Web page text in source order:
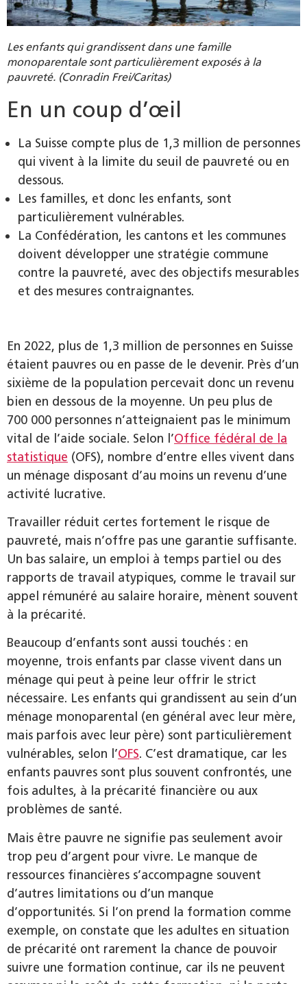
Les enfants qui grandissent dans une famille
monoparentale sont particulièrement exposés à la
pauvreté. (Conradin Frei/Caritas)
En un coup d’œil
La Suisse compte plus de 1,3 million de personnes
qui vivent à la limite du seuil de pauvreté ou en
dessous.
Les familles, et donc les enfants, sont
particulièrement vulnérables.
La Confédération, les cantons et les communes
doivent développer une stratégie commune
contre la pauvreté, avec des objectifs mesurables
et des mesures contraignantes.
En 2022, plus de 1,3 million de personnes en Suisse
étaient pauvres ou en passe de le devenir. Près d’un
sixième de la population percevait donc un revenu
bien en dessous de la moyenne. Un peu plus de
700 000 personnes n’atteignaient pas le minimum
vital de l’aide sociale. Selon l’Office fédéral de la
statistique (OFS), nombre d’entre elles vivent dans
un ménage disposant d’au moins un revenu d’une
activité lucrative.
Travailler réduit certes fortement le risque de
pauvreté, mais n’offre pas une garantie suffisante.
Un bas salaire, un emploi à temps partiel ou des
rapports de travail atypiques, comme le travail sur
appel rémunéré au salaire horaire, mènent souvent
à la précarité.
Beaucoup d’enfants sont aussi touchés : en
moyenne, trois enfants par classe vivent dans un
ménage qui peut à peine leur offrir le strict
nécessaire. Les enfants qui grandissent au sein d’un
ménage monoparental (en général avec leur mère,
mais parfois avec leur père) sont particulièrement
vulnérables, selon l’OFS. C’est dramatique, car les
enfants pauvres sont plus souvent confrontés, une
fois adultes, à la précarité financière ou aux
problèmes de santé.
Mais être pauvre ne signifie pas seulement avoir
trop peu d’argent pour vivre. Le manque de
ressources financières s’accompagne souvent
d’autres limitations ou d’un manque
d’opportunités. Si l’on prend la formation comme
exemple, on constate que les adultes en situation
de précarité ont rarement la chance de pouvoir
suivre une formation continue, car ils ne peuvent